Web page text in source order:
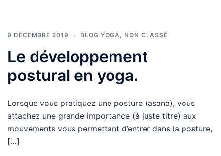
9 DÉCEMBRE 2019 BLOG YOGA, NON CLASSÉ
Le développement
postural en yoga.
Lorsque vous pratiquez une posture (asana), vous
attachez une grande importance (à juste titre) aux
mouvements vous permettant d’entrer dans la posture,
[…]